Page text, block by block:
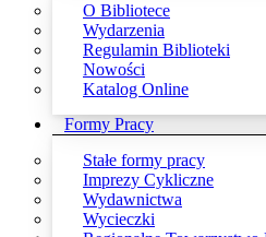
O Bibliotece
Wydarzenia
Regulamin Biblioteki
Nowości
Katalog Online
Formy Pracy
Stałe formy pracy
Imprezy Cykliczne
Wydawnictwa
Wycieczki